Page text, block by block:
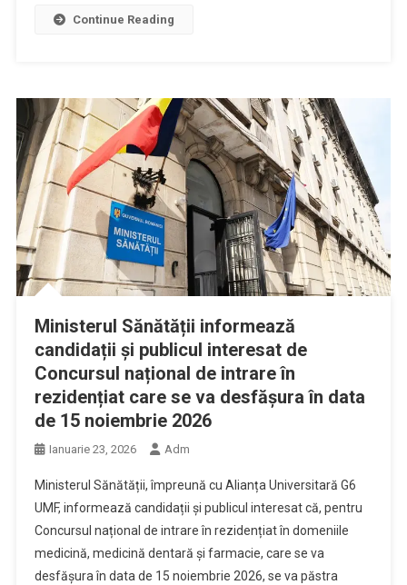
Continue Reading
Ministerul Sănătății informează
candidații și publicul interesat de
Concursul național de intrare în
rezidențiat care se va desfășura în data
de 15 noiembrie 2026
Ianuarie 23, 2026 Adm
Ministerul Sănătății, împreună cu Alianța Universitară G6
UMF, informează candidații și publicul interesat că, pentru
Concursul național de intrare în rezidențiat în domeniile
medicină, medicină dentară și farmacie, care se va
desfășura în data de 15 noiembrie 2026, se va păstra